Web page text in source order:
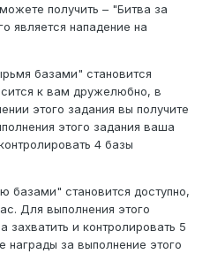
получить – "Битва за
является нападение на
базами" становится
к вам дружелюбно, в
этого задания вы получите
этого задания ваша
4 базы
базами" становится доступно,
Для выполнения этого
и контролировать 5
награды за выполнение этого